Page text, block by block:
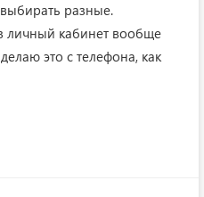
разные.
личный кабинет вообще
это с телефона, как